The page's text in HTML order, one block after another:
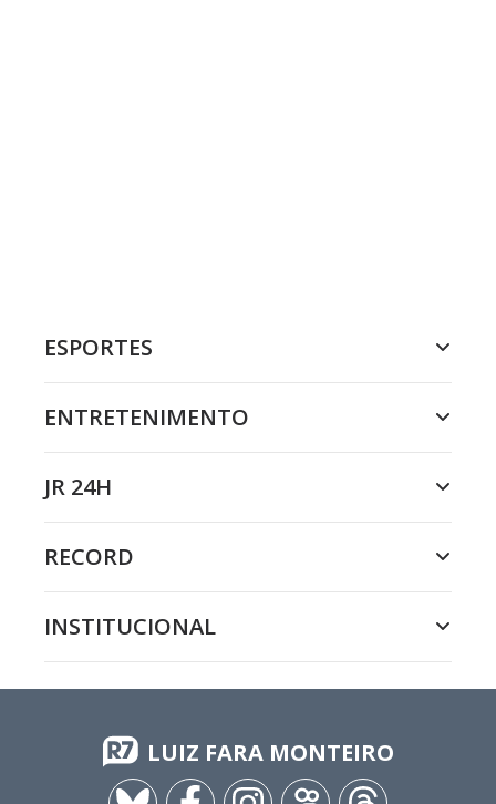
ESPORTES
ENTRETENIMENTO
JR 24H
RECORD
INSTITUCIONAL
LUIZ FARA MONTEIRO